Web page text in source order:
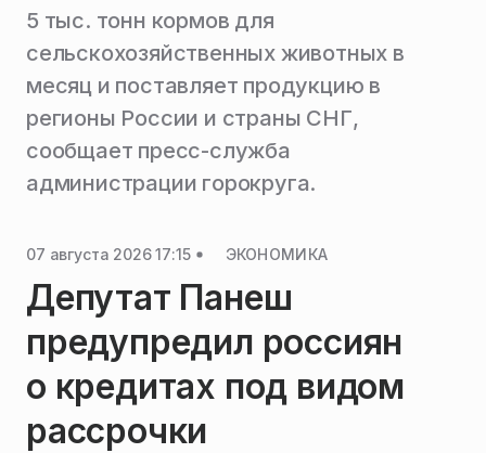
5 тыс. тонн кормов для
сельскохозяйственных животных в
месяц и поставляет продукцию в
регионы России и страны СНГ,
сообщает пресс-служба
администрации горокруга.
07 августа 2026 17:15 ЭКОНОМИКА
Депутат Панеш
предупредил россиян
о кредитах под видом
рассрочки